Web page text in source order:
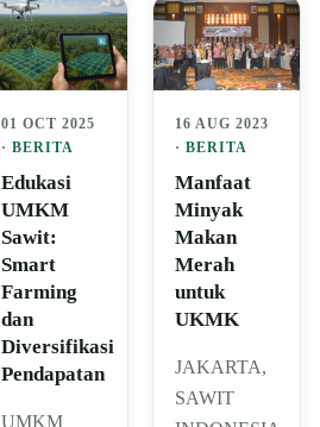
01 OCT 2025
·BERITA
Edukasi
UMKM
Sawit:
Smart
Farming
dan
Diversifikasi
Pendapatan
UMKM
16 AUG 2023
· BERITA
Manfaat
Minyak
Makan
Merah
untuk
UKMK
JAKARTA,
SAWIT